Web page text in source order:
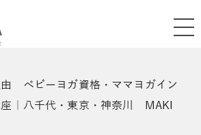
ベビーヨガ資格・ママヨガイン
｜八千代・東京・神奈川 MAKI